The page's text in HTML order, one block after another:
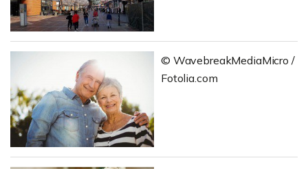
© WavebreakMediaMicro /
Fotolia.com